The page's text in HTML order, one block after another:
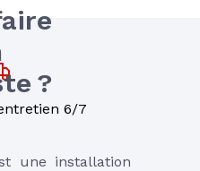
?
une installation
6/7